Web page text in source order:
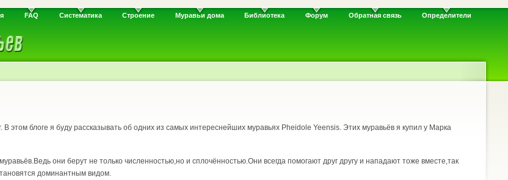
FAQ Систематика Строение Муравьи дома Библиотека Форум Обратная связь Определители
этом блоге я буду рассказывать об одних из самых интереснейших муравьях Pheidole Yeensis. Этих муравьёв я купил у Марка
они берут не только численностью,но и сплочённостью.Они всегда помогают друг другу и нападают тоже вместе,так
доминантным видом.